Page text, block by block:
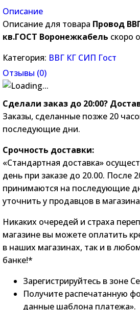
Описание
Описание для товара Провод
кв.ГОСТ Воронежкабель скоро
Категория: ВВГ КГ СИП Гост
Отзывы (0)
Сделали заказ до 20:00?
Заказы, сделанные позже 20
последующие дни.
Срочность доставки:
«Стандартная доставка»
день при заказе до 20.00. После
принимаются на последующие
уточнить у продавцов в
Никаких очередей и страха
магазине вы можете оплатить
в наших магазинах, так и в
банке!*
Зарегистрируйтесь в зоне
Получите распечатанную
данные шаблона платежа».